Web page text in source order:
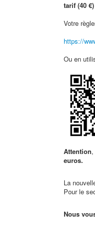
tarif (40 €)
Votre
https://
Ou en
Attention,
euros.
La
Pour le
Nous